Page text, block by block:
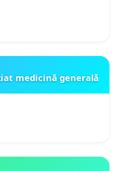
medicină generală